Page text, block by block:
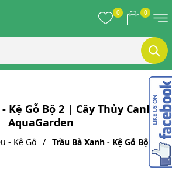
0 0
Kệ Gỗ Bộ 2 | Cây Thủy Canh
AquaGarden
- Kệ Gỗ Trầu Bà Xanh - Kệ Gỗ Bộ 2